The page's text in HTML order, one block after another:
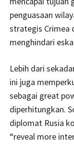
penguasaan
strategis Crimea
menghindari
Lebih dari
ini juga
sebagai great
diperhitungkan.
diplomat Rusia
“reveal more